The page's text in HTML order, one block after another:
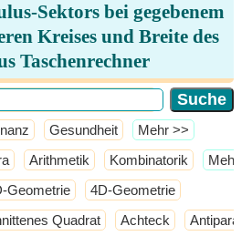
Sektors bei gegebenem
Kreises und Breite des
Taschenrechner
Gesundheit ​Mehr >>
Arithmetik Kombinatorik ​Mehr
Geometrie 4D-Geometrie
Quadrat Achteck